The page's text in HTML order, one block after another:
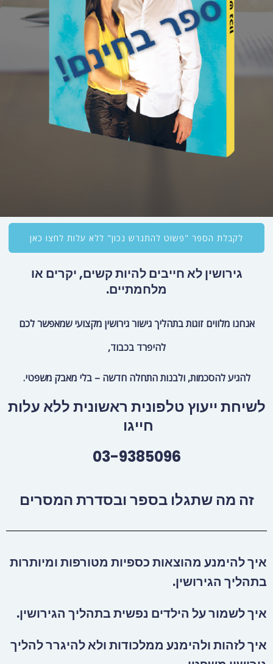
לקבלת הספר "פשוט להתגרש נכון" ללא עלות לחצו כאן
גירושין לא חייבים להיות קשים, יקרים או
מלחמתיים.
אנחנו מלווים זוגות בתהליך גישור גירושין מקצועישמאפשר לכם
להיפרד בכבוד,
להגיע להסכמות, ולבנות התחלה חדשה – בלי מאבק משפטי.
לשיחת ייעוץ טלפונית ראשונית ללא עלות
חייגו
03-9385096
זה מה שתגלו בספר ובסדרת המסרים
איך להימנע מהוצאות כספיות מטורפות ומיותרות
בתהליך הגירושין.
איך לשמור על הילדים נפשית בתהליך הגירושין.
איך לזהות ולהימנע ממלכודות ולא להיגרר להליך